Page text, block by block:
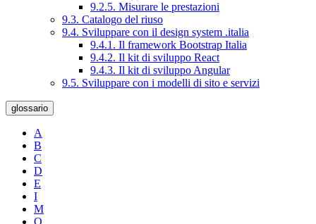
9.2.5. Misurare le prestazioni
9.3. Catalogo del riuso
9.4. Sviluppare con il design system .italia
9.4.1. Il framework Bootstrap Italia
9.4.2. Il kit di sviluppo React
9.4.3. Il kit di sviluppo Angular
9.5. Sviluppare con i modelli di sito e servizi
glossario
A
B
C
D
E
I
M
O